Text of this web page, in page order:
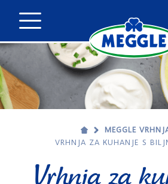
MEGGLE
VRHNJA ZA KUHANJE S
Vrhnja za